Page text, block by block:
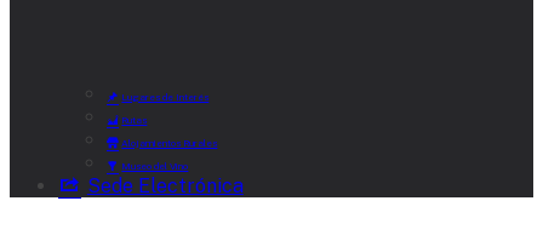
Lugares de Interés
Rutas
Alojamientos Rurales
Museo del Vino
Sede Electrónica